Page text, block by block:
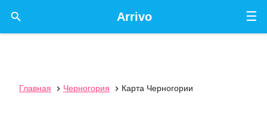
☰
Arrivo

Главная  Черногория  Карта Черногории